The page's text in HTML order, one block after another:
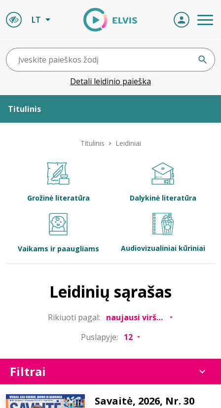
LT
Detali leidinio paieška
Titulinis
Bibliotekoms
Titulinis Leidiniai
Grožinė literatūra Dalykinė literatūra
Vaikams ir paaugliams Audiovizualiniai kūriniai
Leidinių sąrašas
Rikiuoti pagal:
Puslapyje:
Filtrai
Savaitė, 2026, Nr. 30